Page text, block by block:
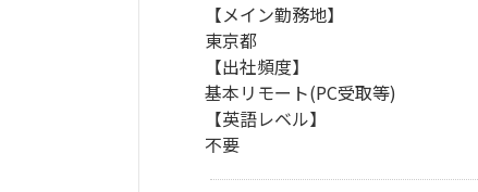
【メイン勤務地】
東京都
【出社頻度】
基本リモート(PC受取等)
【英語レベル】
不要